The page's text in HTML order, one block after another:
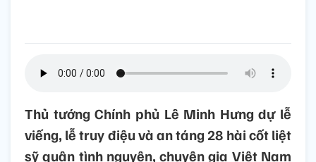
Thủ tướng Chính phủ Lê Minh Hưng dự lễ
viếng, lễ truy điệu và an táng 28 hài cốt liệt
sỹ quân tình nguyện, chuyên gia Việt Nam